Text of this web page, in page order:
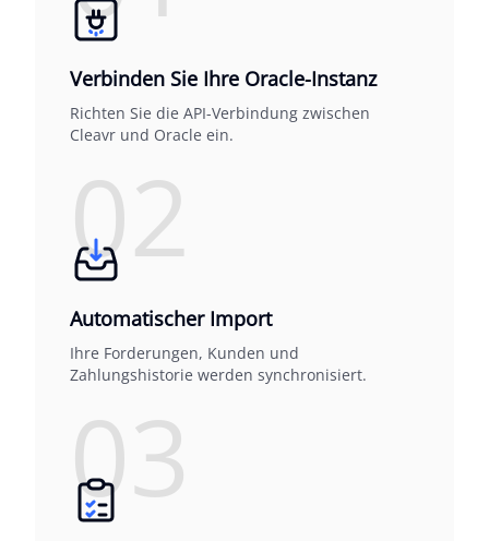
Verbinden Sie Ihre Oracle-Instanz
Richten Sie die API-Verbindung zwischen
Cleavr und Oracle ein.
02
Automatischer Import
Ihre Forderungen, Kunden und
Zahlungshistorie werden synchronisiert.
03